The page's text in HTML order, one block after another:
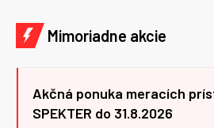
Mimoriadne akcie
Akčná ponuka meracích
SPEKTER do 31.8.2026